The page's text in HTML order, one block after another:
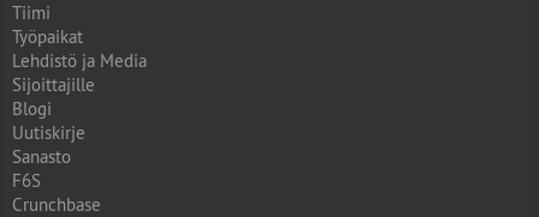
Tiimi
Työpaikat
Lehdistö ja Media
Sijoittajille
Blogi
Uutiskirje
Sanasto
F6S
Crunchbase